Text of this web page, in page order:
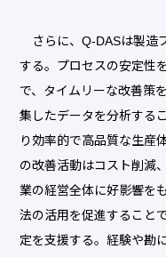
さらに、Q-DASは製造
する。プロセスの安定性
で、タイムリーな改善策
集したデータを分析する
り効率的で高品質な生産
の改善活動はコスト削減
業の経営全体に好影響を
法の活用を促進すること
定を支援する。経験や勘